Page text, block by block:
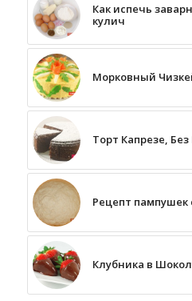
Как испечь
кулич
Морковный
Торт Капрезе,
Рецепт пампушек
Клубника в